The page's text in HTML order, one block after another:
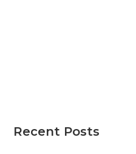
Recent Posts